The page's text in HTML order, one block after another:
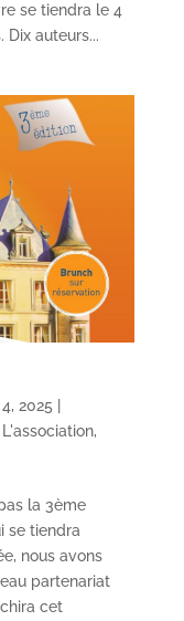
se tiendra le 4
auteurs...
2025
L'association,
la 3ème
se tiendra
nous avons
partenariat
cet